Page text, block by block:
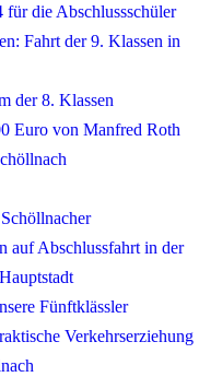
für die Abschlussschüler
Fahrt der 9. Klassen in
der 8. Klassen
Euro von Manfred Roth
auf Abschlussfahrt in der
Fünftklässler
Verkehrserziehung